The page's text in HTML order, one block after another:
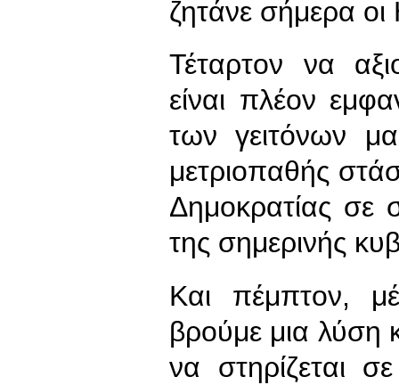
ζητάνε σήμερα
Τέταρτον να
είναι πλέον
των γειτόνων
μετριοπαθής
Δημοκρατίας σε
της σημερινής
Και πέμπτον,
βρούμε μια λύση
να στηρίζεται